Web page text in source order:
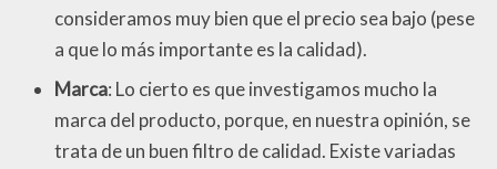
consideramos muy bien que el precio sea bajo (pese
a que lo más importante es la calidad).
Marca: Lo cierto es que investigamos mucho la
marca del producto, porque, en nuestra opinión, se
trata de un buen filtro de calidad. Existe variadas